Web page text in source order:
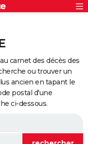
carnet des décès des
ou trouver un
ancien en tapant le
postal d'une
ci-dessous.